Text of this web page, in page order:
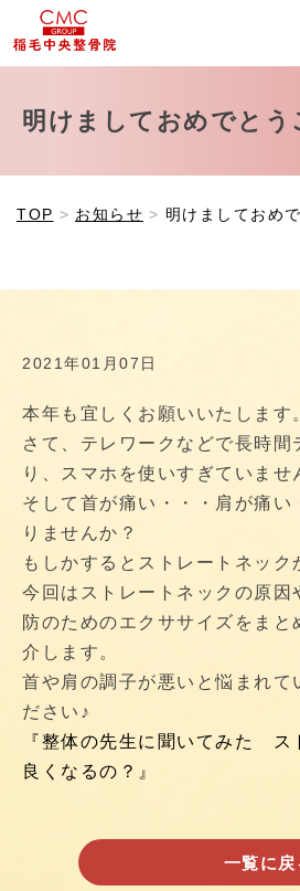
明けましておめでとう
TOP お知らせ 明けましておめ
2021年01月07日
本年も宜しくお願いいたします
さて、テレワークなどで長時間
り、スマホを使いすぎていませ
そして首が痛い・・・肩が痛い
りませんか？
もしかするとストレートネック
今回はストレートネックの原因
防のためのエクササイズをま
介します。
首や肩の調子が悪いと悩まれて
ださい♪
『整体の先生に聞いてみた ス
良くなるの？』
一覧に戻